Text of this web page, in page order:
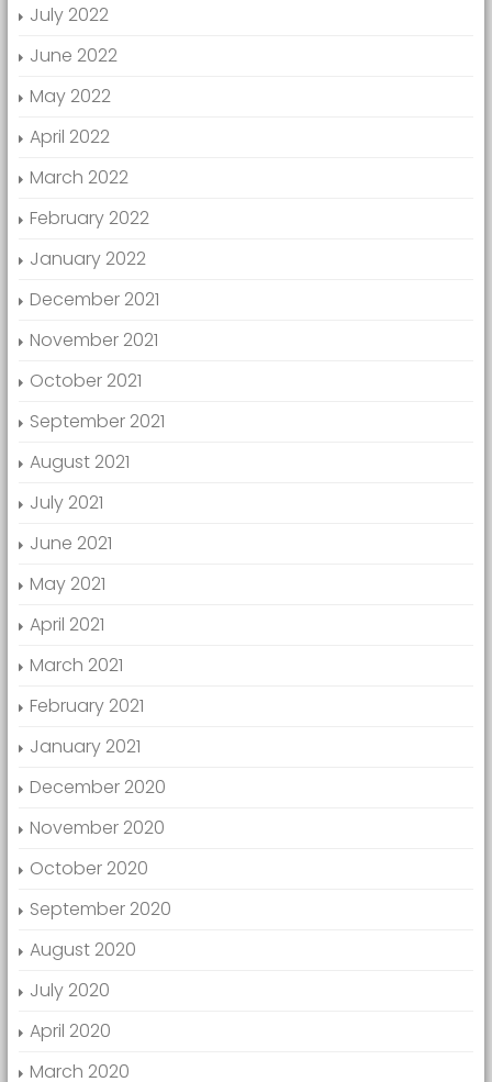
July 2022
June 2022
May 2022
April 2022
March 2022
February 2022
January 2022
December 2021
November 2021
October 2021
September 2021
August 2021
July 2021
June 2021
May 2021
April 2021
March 2021
February 2021
January 2021
December 2020
November 2020
October 2020
September 2020
August 2020
July 2020
April 2020
March 2020